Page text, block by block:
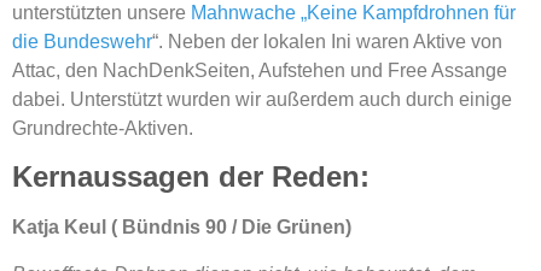
unterstützten unsere Mahnwache „Keine Kampfdrohnen für
die Bundeswehr“. Neben der lokalen Ini waren Aktive von
Attac, den NachDenkSeiten, Aufstehen und Free Assange
dabei. Unterstützt wurden wir außerdem auch durch einige
Grundrechte-Aktiven.
Kernaussagen der Reden:
Katja Keul ( Bündnis 90 / Die Grünen)